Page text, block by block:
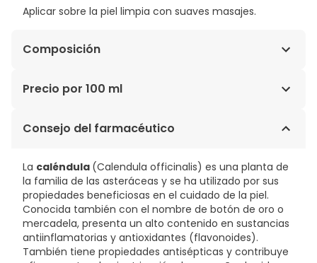
Aplicar sobre la piel limpia con suaves masajes.
Composición
AQUA/WATER, SIMMONDSIA CHINENSIS SEED
HELIANTHUS ANNUUS SEED OIL/ HELIANTHUS ANNUUS
CETEARYL GLUCOSIDE, GLYCERIN, GLYCERYL STEARATE,
SODIUM STEAROYL GLUTAMATE, CALENDULA OFFICINALIS
FLOWER EXTRACT, ALTHAEA OFFICINALIS ROOT EXTRACT,
HYPERICUM PERFORATUM FLOWER/LEAF/ STEM EXTRACT,
ALOE BARBADENSIS GEL POWDER/ALOE BARBADENSIS LEAF
JUICE POWDER, LAVANDULA ANGUSTIFOLIA FLOWER
OIL/LAVANDULA ANGUSTIFOLIA (LAVENDER) FLOWER OIL,
CITRIC ACID, SODIUM DEHYDROACETATE, XANTHAN GUM,
Precio por 100 ml
24,58€ / 100 ml
Consejo del farmacéutico
La caléndula (Calendula officinalis) es una planta de
la familia de las asteráceas y se ha utilizado por sus
propiedades beneficiosas en el cuidado de la piel.
Conocida también con el nombre de botón de oro o
mercadela, presenta un alto contenido en sustancias
antiinflamatorias y antioxidantes (flavonoides).
También tiene propiedades antisépticas y contribuye